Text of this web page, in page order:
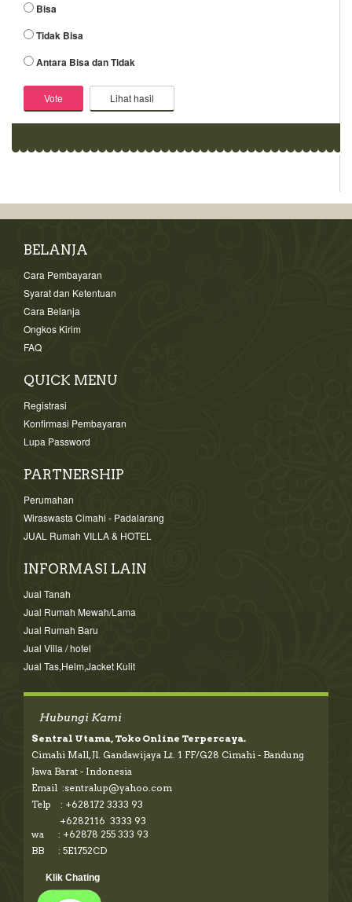
Bisa
Tidak Bisa
Antara Bisa dan Tidak
Lihat hasil
BELANJA
Cara Pembayaran
Syarat dan Ketentuan
Cara Belanja
Ongkos Kirim
FAQ
QUICK MENU
Registrasi
Konfirmasi Pembayaran
Lupa Password
PARTNERSHIP
Perumahan
Wiraswasta Cimahi - Padalarang
JUAL Rumah VILLA & HOTEL
INFORMASI LAIN
Jual Tanah
Jual Rumah Mewah/Lama
Jual Rumah Baru
Jual Villa / hotel
Jual Tas,Helm,Jacket Kulit
Hubungi Kami
Sentral Utama, Toko Online Terpercaya.
Cimahi Mall, Jl. Gandawijaya Lt. 1 FF/G28 Cimahi - Bandung
Jawa Barat - Indonesia
Email :sentralup@yahoo.com
Telp : +628172 3333 93
+6282116 3333 93
wa : +62878 255 333 93
BB : 5E1752CD
Klik Chating